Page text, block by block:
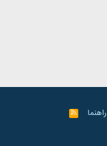
راهنما
R
S